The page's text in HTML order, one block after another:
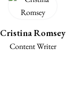
Cristina Romsey
Content Writer